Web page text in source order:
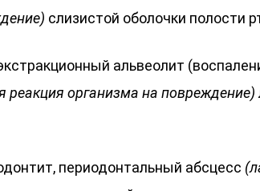
слизистой оболочки полости
альвеолит
реакция организма на повреждение)
периодонтальный абсцесс